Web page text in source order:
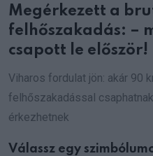
Megérkezett a
felhőszakadás: –
csapott le először!
Viharos fordulat jön: akár 90
felhőszakadással
érkezhetnek
Válassz egy